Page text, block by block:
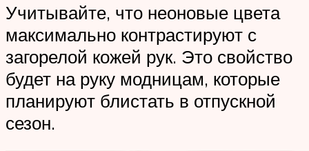
Учитывайте, что неоновые цвета
максимально контрастируют с
загорелой кожей рук. Это свойство
будет на руку модницам, которые
планируют блистать в отпускной
сезон.